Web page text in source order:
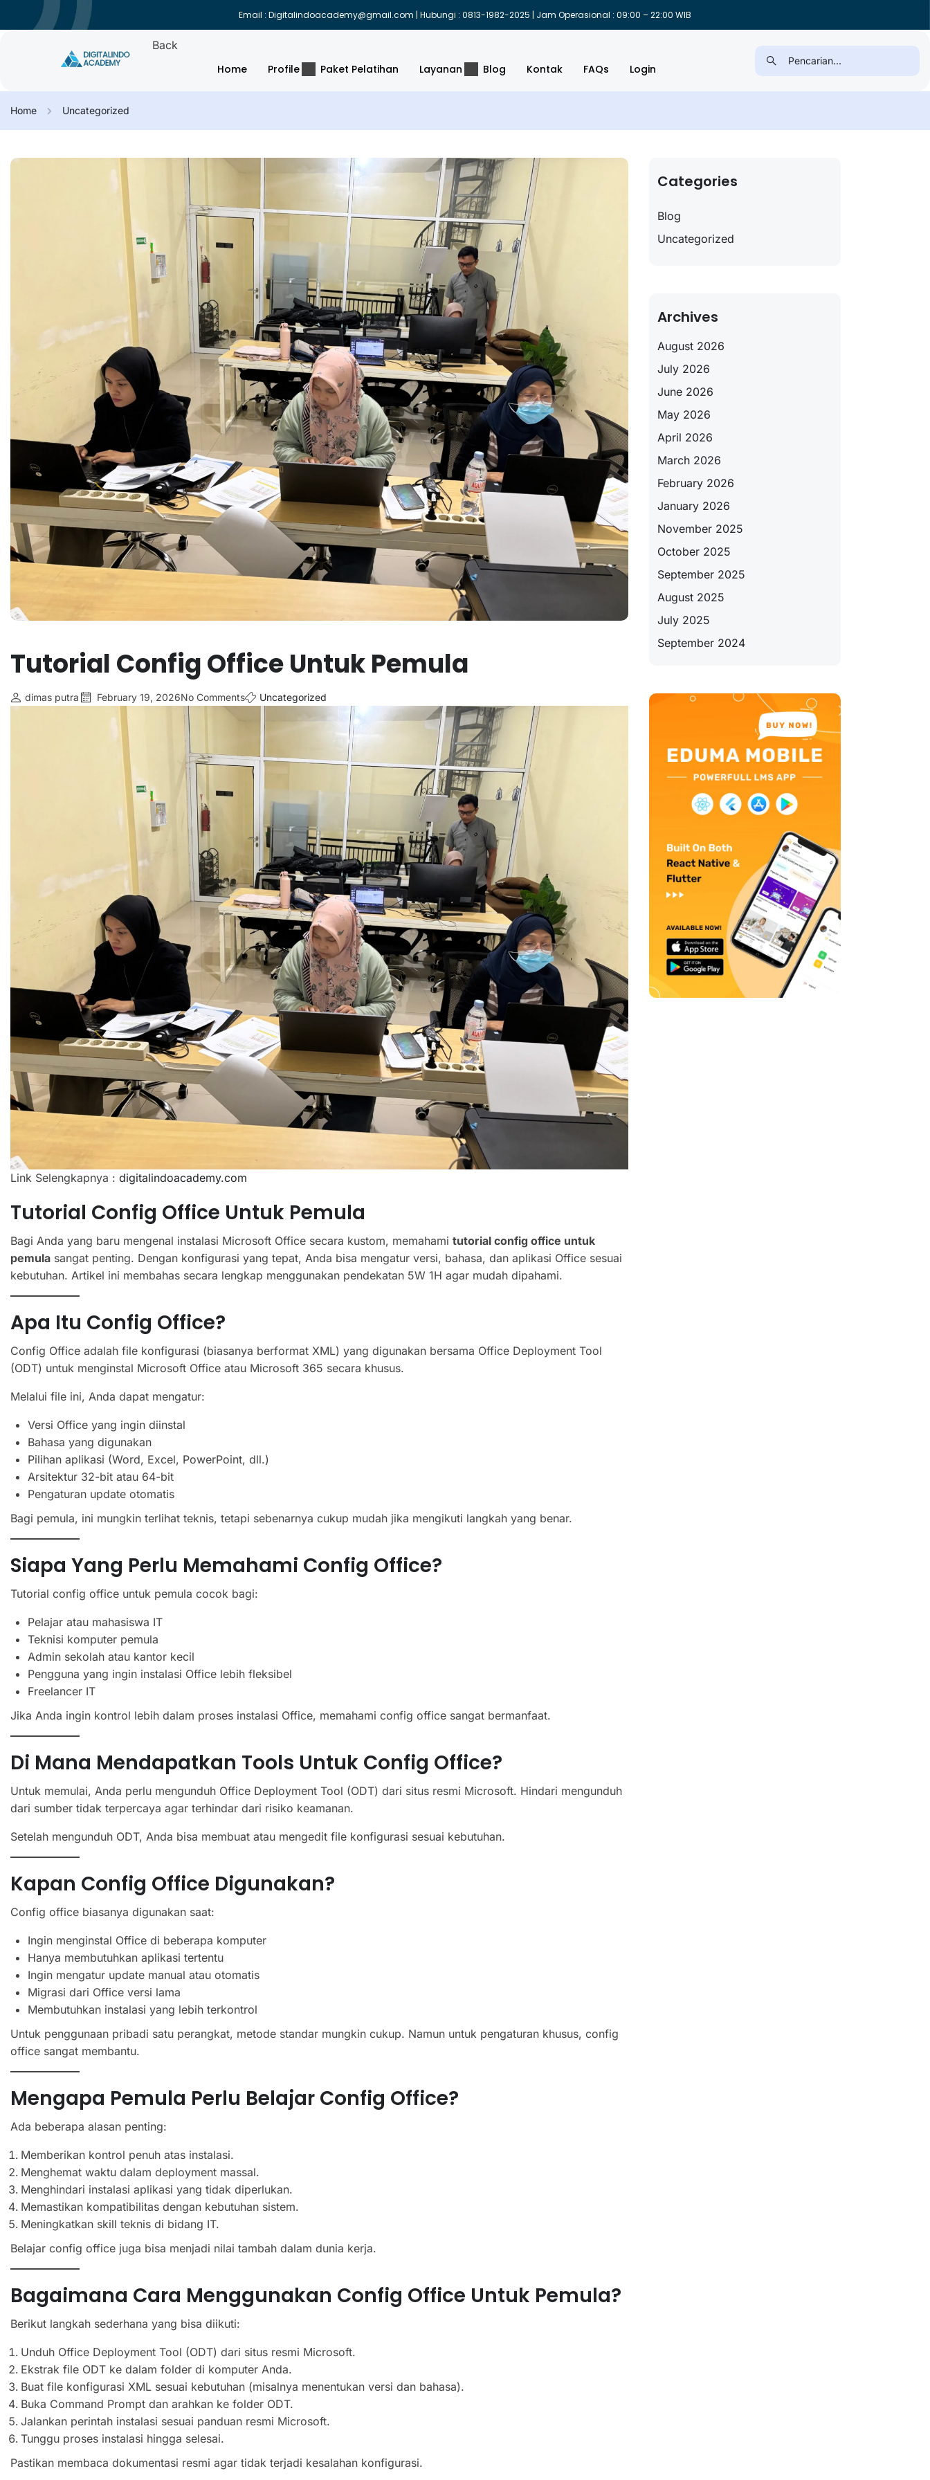
Email : Digitalindoacademy@gmail.com | Hubungi : 0813-1982-2025 | Jam Operasional : 09:00 – 22:00 WIB
Back
Home
Profile Paket Pelatihan Layanan Blog Kontak FAQs Login
Home Uncategorized
Tutorial Config Office Untuk Pemula
dimas putra February 19, 2026No Comments Uncategorized
Link Selengkapnya : digitalindoacademy.com
Tutorial Config Office Untuk Pemula
Bagi Anda yang baru mengenal instalasi Microsoft Office secara kustom, memahami tutorial config office untuk
pemula sangat penting. Dengan konfigurasi yang tepat, Anda bisa mengatur versi, bahasa, dan aplikasi Office sesuai
kebutuhan. Artikel ini membahas secara lengkap menggunakan pendekatan 5W 1H agar mudah dipahami.
Apa Itu Config Office?
Config Office adalah file konfigurasi (biasanya berformat XML) yang digunakan bersama Office Deployment Tool
(ODT) untuk menginstal Microsoft Office atau Microsoft 365 secara khusus.
Melalui file ini, Anda dapat mengatur:
Versi Office yang ingin diinstal
Bahasa yang digunakan
Pilihan aplikasi (Word, Excel, PowerPoint, dll.)
Arsitektur 32-bit atau 64-bit
Pengaturan update otomatis
Bagi pemula, ini mungkin terlihat teknis, tetapi sebenarnya cukup mudah jika mengikuti langkah yang benar.
Siapa Yang Perlu Memahami Config Office?
Tutorial config office untuk pemula cocok bagi:
Pelajar atau mahasiswa IT
Teknisi komputer pemula
Admin sekolah atau kantor kecil
Pengguna yang ingin instalasi Office lebih fleksibel
Freelancer IT
Jika Anda ingin kontrol lebih dalam proses instalasi Office, memahami config office sangat bermanfaat.
Di Mana Mendapatkan Tools Untuk Config Office?
Untuk memulai, Anda perlu mengunduh Office Deployment Tool (ODT) dari situs resmi Microsoft. Hindari mengunduh
dari sumber tidak terpercaya agar terhindar dari risiko keamanan.
Setelah mengunduh ODT, Anda bisa membuat atau mengedit file konfigurasi sesuai kebutuhan.
Kapan Config Office Digunakan?
Config office biasanya digunakan saat:
Ingin menginstal Office di beberapa komputer
Hanya membutuhkan aplikasi tertentu
Ingin mengatur update manual atau otomatis
Migrasi dari Office versi lama
Membutuhkan instalasi yang lebih terkontrol
Untuk penggunaan pribadi satu perangkat, metode standar mungkin cukup. Namun untuk pengaturan khusus, config
office sangat membantu.
Mengapa Pemula Perlu Belajar Config Office?
Ada beberapa alasan penting:
Memberikan kontrol penuh atas instalasi.
Menghemat waktu dalam deployment massal.
Menghindari instalasi aplikasi yang tidak diperlukan.
Memastikan kompatibilitas dengan kebutuhan sistem.
Meningkatkan skill teknis di bidang IT.
Belajar config office juga bisa menjadi nilai tambah dalam dunia kerja.
Bagaimana Cara Menggunakan Config Office Untuk Pemula?
Berikut langkah sederhana yang bisa diikuti:
Unduh Office Deployment Tool (ODT) dari situs resmi Microsoft.
Ekstrak file ODT ke dalam folder di komputer Anda.
Buat file konfigurasi XML sesuai kebutuhan (misalnya menentukan versi dan bahasa).
Buka Command Prompt dan arahkan ke folder ODT.
Jalankan perintah instalasi sesuai panduan resmi Microsoft.
Tunggu proses instalasi hingga selesai.
Pastikan membaca dokumentasi resmi agar tidak terjadi kesalahan konfigurasi.
Categories
Blog
Uncategorized
Archives
August 2026
July 2026
June 2026
May 2026
April 2026
March 2026
February 2026
January 2026
November 2025
October 2025
September 2025
August 2025
July 2025
September 2024